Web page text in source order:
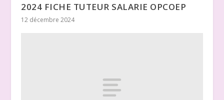
2024 FICHE TUTEUR SALARIE OPCOEP
12 décembre 2024